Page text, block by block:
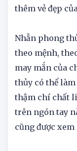
thêm vẻ đẹp
Nhẫn phong
theo mệnh,
may mắn của
thủy có thể
thậm chí chất
trên ngón tay
cũng được